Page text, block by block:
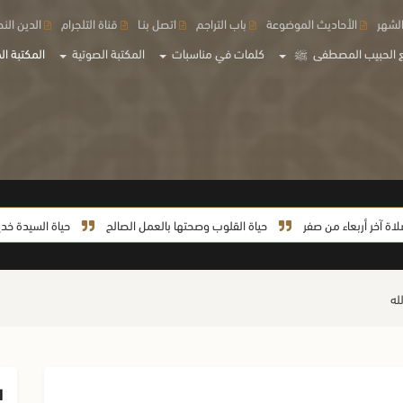
الحبيب المصطفى ﷺ كلمات في مناسبات المكتبة الصوتية المكتبة
الأحاديث الموضوعة باب التراجم اتصل بنـا قناة التلجرام الدين
من صفر حياة القلوب وصحتها بالعمل الصالح حياة السيدة خديجة من